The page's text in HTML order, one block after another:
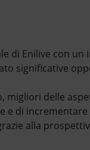
di Enilive con
significative
delle
e di
alla